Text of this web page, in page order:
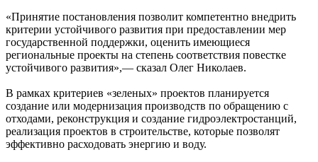
«Принятие постановления позволит компетентно внедрить
критерии устойчивого развития при предоставлении мер
государственной поддержки, оценить имеющиеся
региональные проекты на степень соответствия повестке
устойчивого развития»,— сказал Олег Николаев.
В рамках критериев «зеленых» проектов планируется
создание или модернизация производств по обращению с
отходами, реконструкция и создание гидроэлектростанций,
реализация проектов в строительстве, которые позволят
эффективно расходовать энергию и воду.